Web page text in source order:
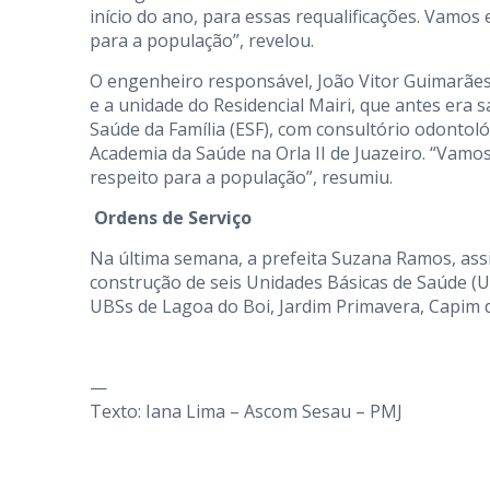
início do ano, para essas requalificações.
para a população”, revelou.
O engenheiro responsável, João Vitor
e a unidade do Residencial Mairi, que antes era
Saúde da Família (ESF), com consultório
Academia da Saúde na Orla II de Juazeiro.
respeito para a população”, resumiu.
Ordens de Serviço
Na última semana, a prefeita Suzana Ramos,
construção de seis Unidades Básicas de Saúde
UBSs de Lagoa do Boi, Jardim Primavera,
—
Texto: Iana Lima – Ascom Sesau – PMJ